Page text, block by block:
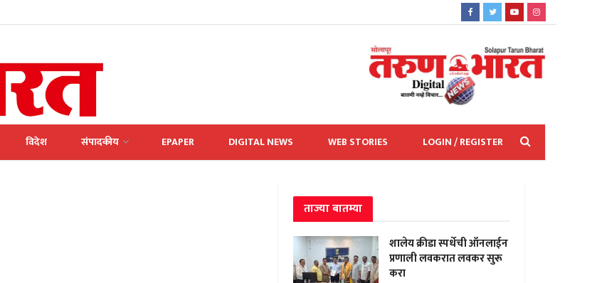
विदेश संपादकीय EPAPER DIGITAL NEWS WEB STORIES LOGIN / REGISTER
ताज्या बातम्या
शालेय क्रीडा स्पर्धेची ऑनलाईन
प्रणाली लवकरात लवकर सुरू
करा